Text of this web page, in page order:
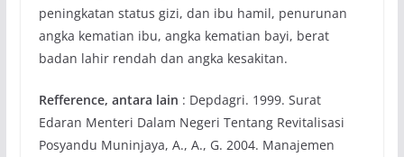
peningkatan status gizi, dan ibu hamil, penurunan
angka kematian ibu, angka kematian bayi, berat
badan lahir rendah dan angka kesakitan.
Refference, antara lain : Depdagri. 1999. Surat
Edaran Menteri Dalam Negeri Tentang Revitalisasi
Posyandu Muninjaya, A., A., G. 2004. Manajemen